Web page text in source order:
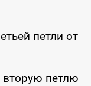
петли от
вторую петлю